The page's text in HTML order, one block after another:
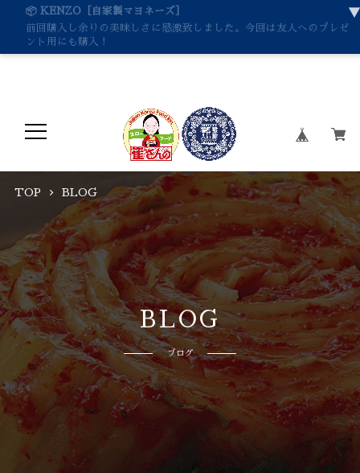
📦 KENZO［自家製マヨネーズ］
前回購入し余りの美味しさに感激致しました。今回は友人へのプレゼ
ント用にも購入！
BLOG
ブログ
TOP BLOG